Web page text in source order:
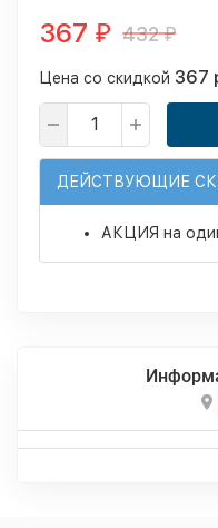
367 ₽ 432₽
Цена со скидкой 367
ДЕЙСТВУЮЩИЕ
АКЦИЯ на